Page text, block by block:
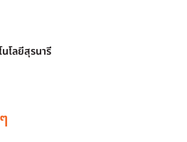
โลยีสุรนารี